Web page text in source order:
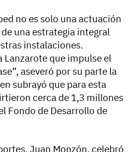
no es solo una actuación
una estrategia integral
instalaciones.
Lanzarote que impulse el
aseveró por su parte la
subrayó que para esta
cerca de 1,3 millones
Fondo de Desarrollo de
Juan Monzón, celebró